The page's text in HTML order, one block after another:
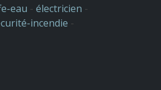
eau - électricien -
incendie -